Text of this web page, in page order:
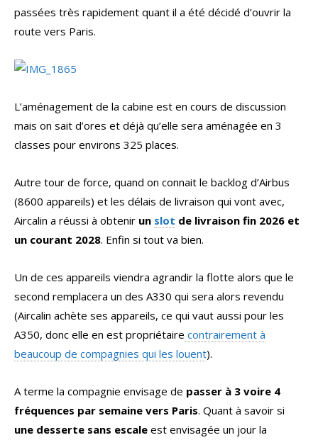
passées très rapidement quant il a été décidé d’ouvrir la
route vers Paris.
L’aménagement de la cabine est en cours de discussion
mais on sait d’ores et déjà qu’elle sera aménagée en 3
classes pour environs 325 places.
Autre tour de force, quand on connait le backlog d’Airbus
(8600 appareils) et les délais de livraison qui vont avec,
Aircalin a réussi à obtenir un slot de livraison fin 2026 et
un courant 2028. Enfin si tout va bien.
Un de ces appareils viendra agrandir la flotte alors que le
second remplacera un des A330 qui sera alors revendu
(Aircalin achète ses appareils, ce qui vaut aussi pour les
A350, donc elle en est propriétaire contrairement à
beaucoup de compagnies qui les louent).
A terme la compagnie envisage de passer à 3 voire 4
fréquences par semaine vers Paris. Quant à savoir si
une desserte sans escale est envisagée un jour la